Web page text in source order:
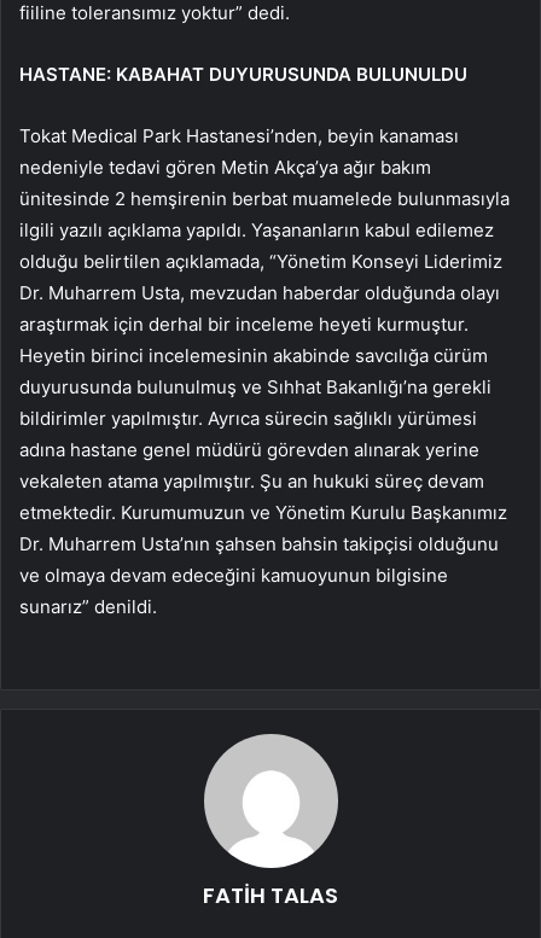
fiiline toleransımız yoktur” dedi.
HASTANE: KABAHAT DUYURUSUNDA BULUNULDU
Tokat Medical Park Hastanesi’nden, beyin kanaması
nedeniyle tedavi gören Metin Akça’ya ağır bakım
ünitesinde 2 hemşirenin berbat muamelede bulunmasıyla
ilgili yazılı açıklama yapıldı. Yaşananların kabul edilemez
olduğu belirtilen açıklamada, “Yönetim Konseyi Liderimiz
Dr. Muharrem Usta, mevzudan haberdar olduğunda olayı
araştırmak için derhal bir inceleme heyeti kurmuştur.
Heyetin birinci incelemesinin akabinde savcılığa cürüm
duyurusunda bulunulmuş ve Sıhhat Bakanlığı’na gerekli
bildirimler yapılmıştır. Ayrıca sürecin sağlıklı yürümesi
adına hastane genel müdürü görevden alınarak yerine
vekaleten atama yapılmıştır. Şu an hukuki süreç devam
etmektedir. Kurumumuzun ve Yönetim Kurulu Başkanımız
Dr. Muharrem Usta’nın şahsen bahsin takipçisi olduğunu
ve olmaya devam edeceğini kamuoyunun bilgisine
sunarız” denildi.
FATİH TALAS